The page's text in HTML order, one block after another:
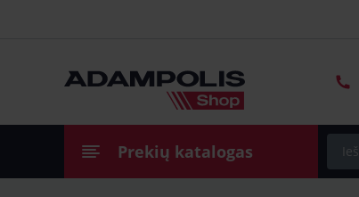
Prekių katalogas